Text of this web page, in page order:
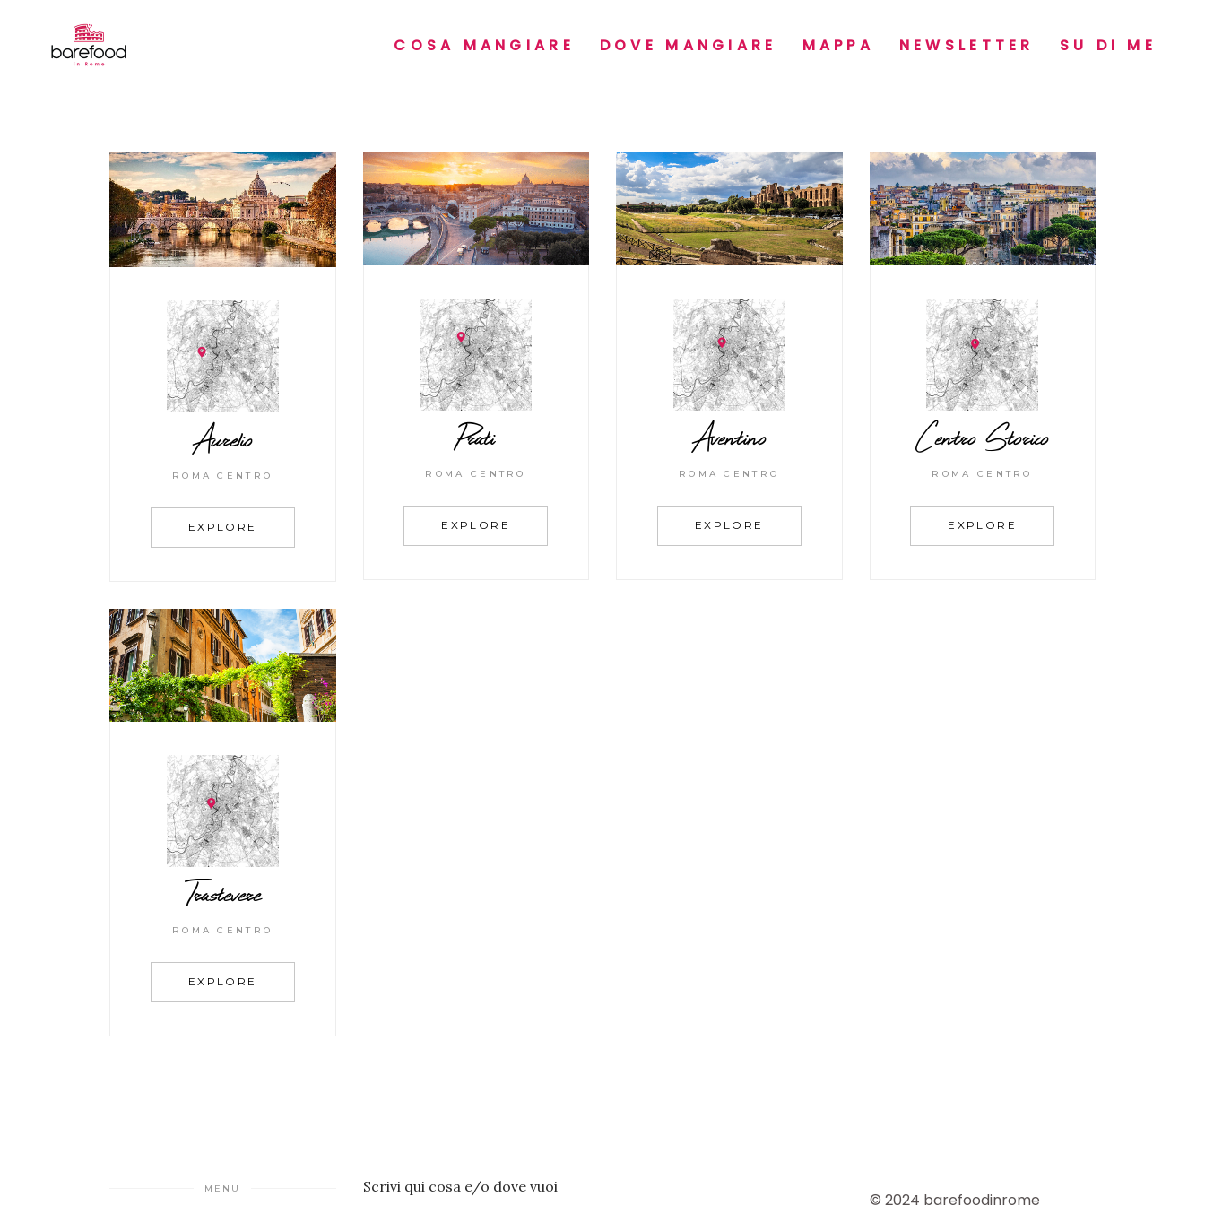
COSA MANGIARE DOVE MANGIARE MAPPA NEWSLETTER SU DI ME
Aurelio
ROMA CENTRO
EXPLORE
Prati
ROMA CENTRO
EXPLORE
Aventino
ROMA CENTRO
EXPLORE
Centro Storico
ROMA CENTRO
EXPLORE
Trastevere
ROMA CENTRO
EXPLORE
MENU
Scrivi qui cosa e/o dove vuoi
© 2024 barefoodinrome